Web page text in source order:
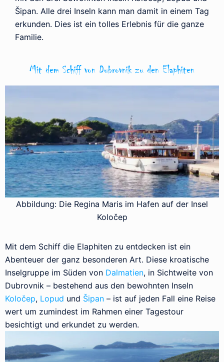
Šipan. Alle drei Inseln kann man damit in einem Tag
erkunden. Dies ist ein tolles Erlebnis für die ganze
Familie.
Mit dem Schiff von Dubrovnik zu den Elaphiten
Abbildung: Die Regina Maris im Hafen auf der Insel
Koločep
Mit dem Schiff die Elaphiten zu entdecken ist ein
Abenteuer der ganz besonderen Art. Diese kroatische
Inselgruppe im Süden von Dalmatien, in Sichtweite von
Dubrovnik – bestehend aus den bewohnten Inseln
Koločep, Lopud und Šipan – ist auf jeden Fall eine Reise
wert um zumindest im Rahmen einer Tagestour
besichtigt und erkundet zu werden.